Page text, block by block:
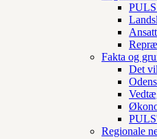
Fakta og
Det
Regionale